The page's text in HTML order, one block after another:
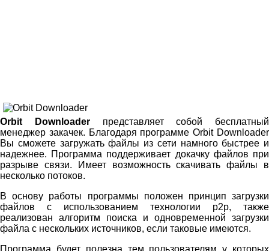
Orbit Downloaderпредставляет собой бесплатный
менеджер закачек. Благодаря программе Orbit Downloader
Вы сможете загружать файлы из сети намного быстрее и
надежнее. Программа поддерживает докачку файлов при
разрыве связи. Имеет возможность скачивать файлы в
несколько потоков.
В основу работы программы положен принцип загрузки
файлов с использованием технологии р2р, также
реализован алгоритм поиска и одновременной загрузки
файла с нескольких источников, если таковые имеются.
Программа будет полезна тем пользователям у которых